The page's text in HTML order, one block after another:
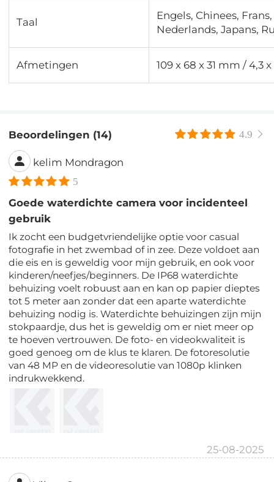
Taal
Engels, Chinees,
Nederlands, Japans,
Afmetingen 109 x 68 x 31 mm / 4,3
Beoordelingen (14) 4.9
kelim Mondragon
5
Goede waterdichte camera voor incidenteel
gebruik
Ik zocht een budgetvriendelijke optie voor casual
fotografie in het zwembad of in zee. Deze voldoet aan
die eis en is geweldig voor mijn gebruik, en ook voor
kinderen/neefjes/beginners. De IP68 waterdichte
behuizing voelt robuust aan en kan op papier dieptes
tot 5 meter aan zonder dat een aparte waterdichte
behuizing nodig is. Waterdichte behuizingen zijn mijn
stokpaardje, dus het is geweldig om er niet meer op
te hoeven vertrouwen. De foto- en videokwaliteit is
goed genoeg om de klus te klaren. De fotoresolutie
van 48 MP en de videoresolutie van 1080p klinken
indrukwekkend.
25-08-2025